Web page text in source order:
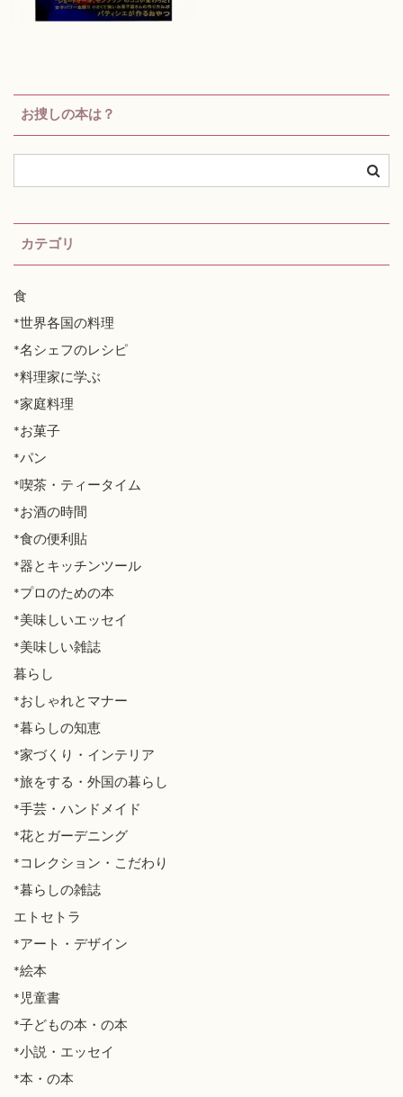
お捜しの本は？
カテゴリ
食
*世界各国の料理
*名シェフのレシピ
*料理家に学ぶ
*家庭料理
*お菓子
*パン
*喫茶・ティータイム
*お酒の時間
*食の便利貼
*器とキッチンツール
*プロのための本
*美味しいエッセイ
*美味しい雑誌
暮らし
*おしゃれとマナー
*暮らしの知恵
*家づくり・インテリア
*旅をする・外国の暮らし
*手芸・ハンドメイド
*花とガーデニング
*コレクション・こだわり
*暮らしの雑誌
エトセトラ
*アート・デザイン
*絵本
*児童書
*子どもの本・の本
*小説・エッセイ
*本・の本